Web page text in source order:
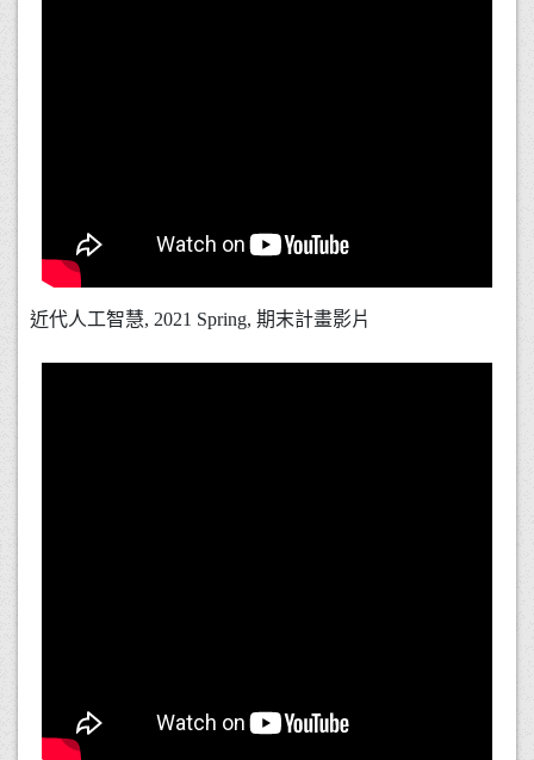
近代人工智慧, 2021 Spring, 期末計畫影片